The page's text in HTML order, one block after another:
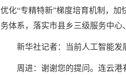
优化“专精特新”梯度培育机制，
务体系，落实市县乡三级服务中心
新华社记者：当前人工智能发
周进：谢谢您的提问。连云